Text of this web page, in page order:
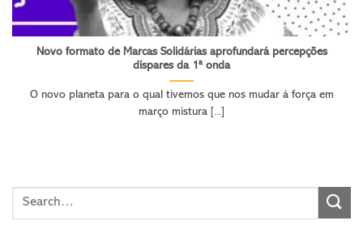
Novo formato de Marcas Solidárias aprofundará percepções
díspares da 1ª onda
O novo planeta para o qual tivemos que nos mudar à força em
março mistura [...]